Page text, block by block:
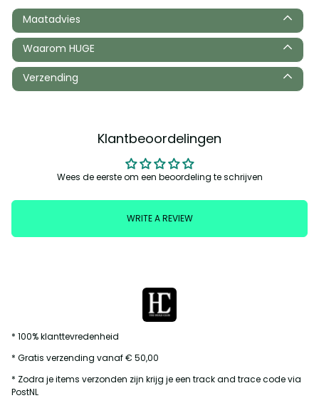
Maatadvies
Waarom HUGE
Verzending
Klantbeoordelingen
Wees de eerste om een beoordeling te schrijven
WRITE A REVIEW
* 100% klanttevredenheid
* Gratis verzending vanaf € 50,00
* Zodra je items verzonden zijn krijg je een track and trace code via
PostNL